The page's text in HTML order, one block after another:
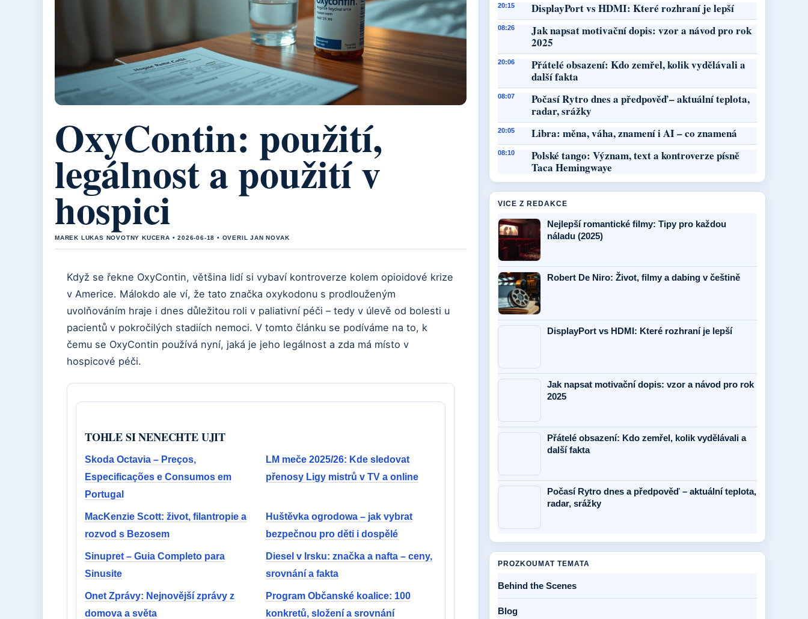
OxyContin: použití,
legálnost a použití v
hospici
MAREK LUKAS NOVOTNY KUCERA • 2026-06-18 • OVERIL JAN NOVAK
Když se řekne OxyContin, většina lidí si vybaví kontroverze kolem opioidové krize
v Americe. Málokdo ale ví, že tato značka oxykodonu s prodlouženým
uvolňováním hraje i dnes důležitou roli v paliativní péči – tedy v úlevě od bolesti u
pacientů v pokročilých stadiích nemoci. V tomto článku se podíváme na to, k
čemu se OxyContin používá nyní, jaká je jeho legálnost a zda má místo v
hospicové péči.
TOHLE SI NENECHTE UJIT
Skoda Octavia – Preços,
Especificações e Consumos em
Portugal
LM meče 2025/26: Kde sledovat
přenosy Ligy mistrů v TV a online
MacKenzie Scott: život, filantropie a
rozvod s Bezosem
Huštěvka ogrodowa – jak vybrat
bezpečnou pro děti i dospělé
Sinupret – Guia Completo para
Sinusite
Diesel v Irsku: značka a nafta – ceny,
srovnání a fakta
Onet Zprávy: Nejnovější zprávy z
domova a světa
Program Občanské koalice: 100
konkretů, složení a srovnání
20:15 DisplayPort vs HDMI: Které rozhraní je lepší
08:26
Jak napsat motivační dopis: vzor a návod pro rok
2025
20:06
Přátelé obsazení: Kdo zemřel, kolik vydělávali a
další fakta
08:07
Počasí Rytro dnes a předpověď – aktuální teplota,
radar, srážky
20:05 Libra: měna, váha, znamení i AI – co znamená
08:10
Polské tango: Význam, text a kontroverze písně
Taca Hemingwaye
VICE Z REDAKCE
Nejlepší romantické filmy: Tipy pro každou
náladu (2025)
Robert De Niro: Život, filmy a dabing v češtině
DisplayPort vs HDMI: Které rozhraní je lepší
Jak napsat motivační dopis: vzor a návod pro rok
2025
Přátelé obsazení: Kdo zemřel, kolik vydělávali a
další fakta
Počasí Rytro dnes a předpověď – aktuální teplota,
radar, srážky
PROZKOUMAT TEMATA
Behind the Scenes
Blog